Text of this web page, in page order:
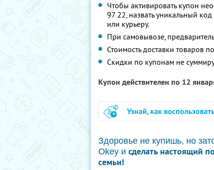
Чтобы активировать купон
97 22, назвать уникальный
или курьеру.
При самовывозе,
Стоимость доставки товаров
Скидки по купонам не
Купон действителен по 12
Узнай, как
Здоровье не купишь, но
Okey и сделать настоящий
семьи!